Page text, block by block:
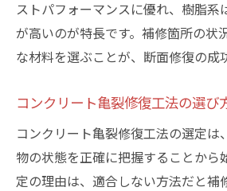
ストパフォーマンスに優れ、樹脂系
が高いのが特長です。補修箇所の状
な材料を選ぶことが、断面修復の成
コンクリート亀裂修復工法の選び
コンクリート亀裂修復工法の選定は
物の状態を正確に把握することから
定の理由は、適合しない方法だと補